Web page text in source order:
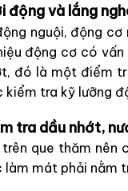
động và lắng
nguội, động
động cơ có
đó là một điểm
kiểm tra kỹ lưỡng
tra dầu nhớt,
trên que thăm nên
làm mát phải nằm